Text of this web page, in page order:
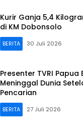
Kurir Ganja 5,4
di KM Dobonsolo
BERITA 30 Juli 2026
Presenter TVRI
Meninggal Dunia
Pencarian
BERITA 27 Juli 2026